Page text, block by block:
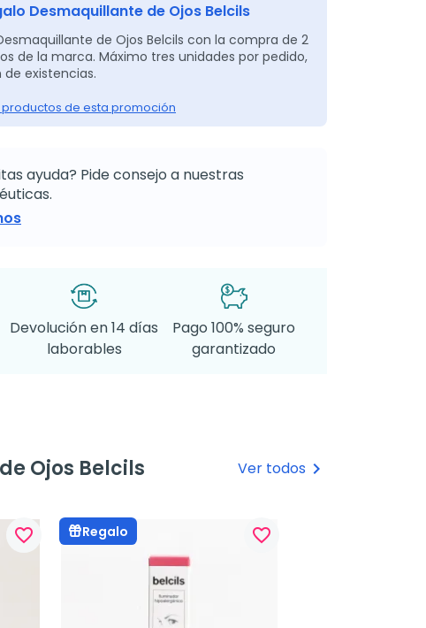
Desmaquillante de Ojos Belcils
de Ojos Belcils con la compra de 2
de la marca. Máximo tres unidades por pedido,
de existencias.
de esta promoción
ayuda? Pide consejo a nuestras
Devolución en 14 días
laborables
Pago 100% seguro
garantizado
Ojos Belcils Ver todos keyboard_arrow_right
favorite_border Regalo favorite_border